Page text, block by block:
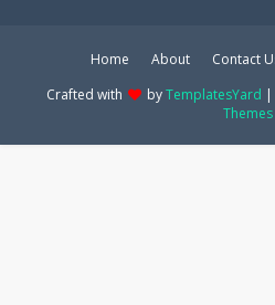
Home About Contact
Crafted with
byTemplatesYard |
Themes